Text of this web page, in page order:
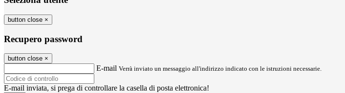
button close ×
Recupero password
button close ×
E-mail Verrà inviato un messaggio all'indirizzo indicato con le istruzioni necessarie.
E-mail inviata, si prega di controllare la casella di posta elettronica!